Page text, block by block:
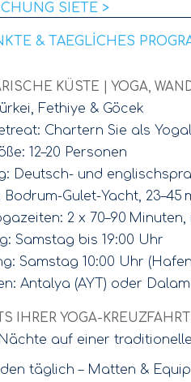
SIETE >
& TAEGLİCHES
KÜSTE | YOGA,
Fethiye & Göcek
Chartern Sie als
12–20 Personen
Deutsch- und
Gulet-Yacht, 23–45
2 x 70–90
Samstag bis 19:00 Uhr
Samstag 10:00 Uhr
Antalya (AYT) oder
IHRER YOGA-KREUZFAHRT
auf einer
täglich – Matten &